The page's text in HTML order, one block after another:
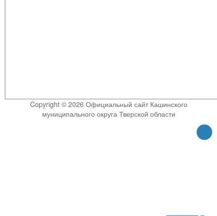
Copyright © 2026 Официальный сайт Кашинского
муниципального округа Тверской области